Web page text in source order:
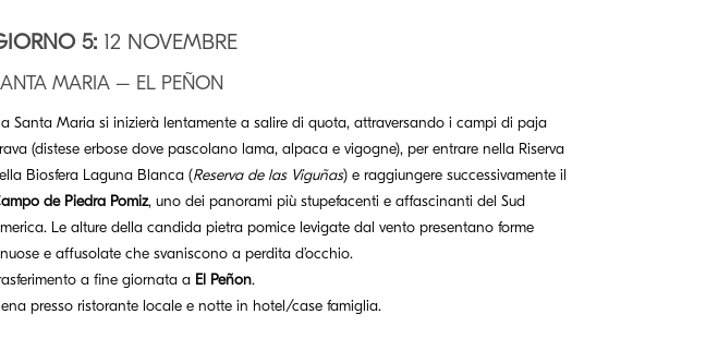
5: 12 NOVEMBRE
MARIA – EL PEÑON
Santa Maria si inizierà lentamente a salire di quota, attraversando i campi di paja
(distese erbose dove pascolano lama, alpaca e vigogne), per entrare nella Riserva
Biosfera Laguna Blanca (Reserva de las Viguñas) e raggiungere successivamente il
de Piedra Pomiz, uno dei panorami più stupefacenti e affascinanti del Sud
Le alture della candida pietra pomice levigate dal vento presentano forme
e affusolate che svaniscono a perdita d’occhio.
a fine giornata a El Peñon.
presso ristorante locale e notte in hotel/case famiglia.